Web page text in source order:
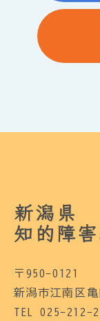
新潟県
知的障
〒950-0121
新潟市江南区
TEL 025-212-